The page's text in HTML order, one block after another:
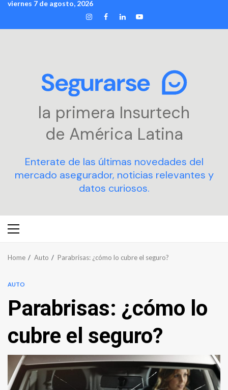
Skip
content
viernes 7 de agosto, 2026
INSTAGRAM
FACEBOOK
LINKEDIN
YOUTUBE
la primera Insurtech
de América Latina
Enterate de las últimas novedades del
mercado asegurador, noticias relevantes y
datos curiosos.
Primary
Home Auto Parabrisas: ¿cómo lo cubre el seguro?
AUTO
Parabrisas: ¿cómo lo
cubre el seguro?